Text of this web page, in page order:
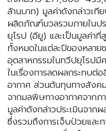
ล้านบาท) มูลค่าดังกล่าวเที
ผลิตภัณฑ์มวลรวมภายในป
ยุโรป (อียู) และเป็นมูลค่า
ทั้งหมดในแต่ละปีของหลาย
อุตสาหกรรมในทวีปยุโรป
ในเรื่องการลดผลกระทบต่
อากาศ ส่วนต้นทุนทางสังค
จากมลพิษทางอากาศจาก
มูลค่าดังกล่าวประเมินจาก
ซึ่งรวมถึงการเจ็บป่วยและ